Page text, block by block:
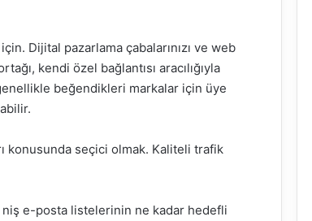
Dijital pazarlama çabalarınızı ve web
kendi özel bağlantısı aracılığıyla
beğendikleri markalar için üye
konusunda seçici olmak. Kaliteli trafik
e-posta listelerinin ne kadar hedefli